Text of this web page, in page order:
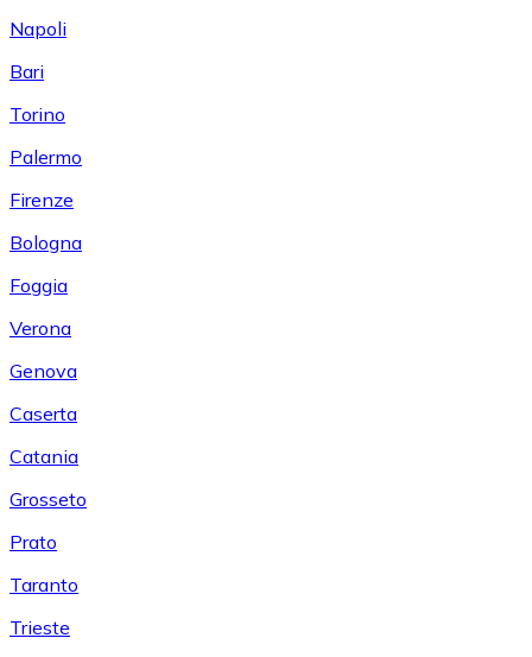
Napoli
Bari
Torino
Palermo
Firenze
Bologna
Foggia
Verona
Genova
Caserta
Catania
Grosseto
Prato
Taranto
Trieste